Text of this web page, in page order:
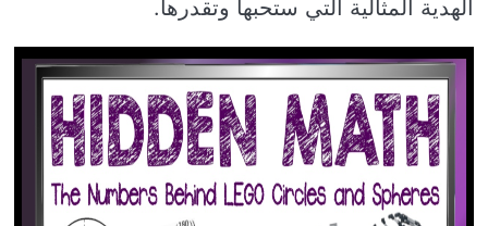
الهدية المثالية التي ستحبها وتقدرها.